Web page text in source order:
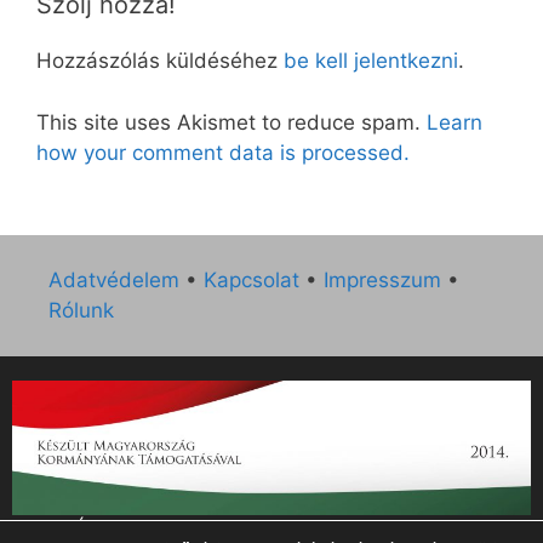
Hozzászólás küldéséhez be kell jelentkezni.
This site uses Akismet to reduce spam. Learn
how your comment data is processed.
Adatvédelem • Kapcsolat • Impresszum •
Rólunk
„Az Új Ember katolikus hetilap 2014. évi működésének